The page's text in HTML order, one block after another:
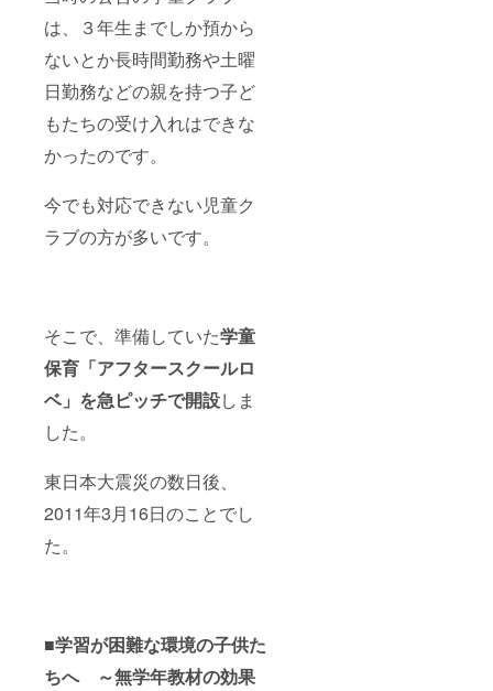
は、３年生までしか預から
ないとか長時間勤務や土曜
日勤務などの親を持つ子ど
もたちの受け入れはできな
かったのです。
今でも対応できない児童ク
ラブの方が多いです。
そこで、準備していた学童
保育「アフタースクールロ
ベ」を急ピッチで開設しま
した。
東日本大震災の数日後、
2011年3月16日のことでし
た。
■学習が困難な環境の子供た
ちへ ～無学年教材の効果